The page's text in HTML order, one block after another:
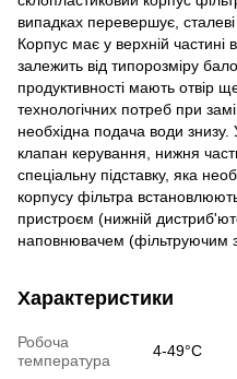
випадках перевершує, сталеві
Корпус має у верхній частині
залежить від типорозміру
продуктивності мають отвір
технологічних потреб при
необхідна подача води
клапан керування, нижня
спеціальну підставку, яка
корпусу фільтра
пристроєм (нижній
наповнювачем (фільтруючим
Характеристики
Робоча
температура
4-49°С